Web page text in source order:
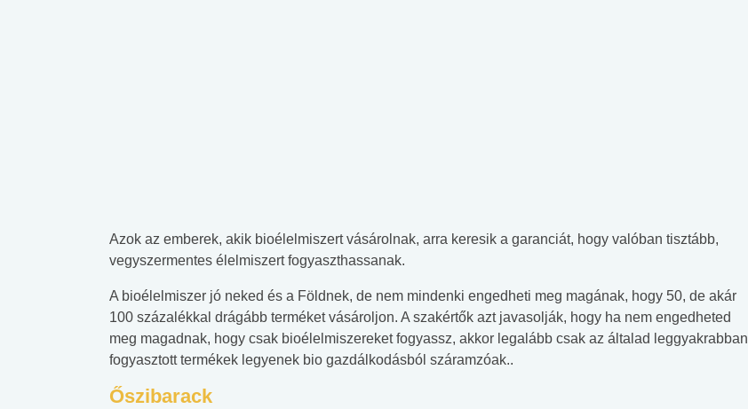
Azok az emberek, akik bioélelmiszert vásárolnak, arra keresik a garanciát, hogy valóban tisztább,
vegyszermentes élelmiszert fogyaszthassanak.
A bioélelmiszer jó neked és a Földnek, de nem mindenki engedheti meg magának, hogy 50, de akár
100 százalékkal drágább terméket vásároljon. A szakértők azt javasolják, hogy ha nem engedheted
meg magadnak, hogy csak bioélelmiszereket fogyassz, akkor legalább csak az általad leggyakrabban
fogyasztott termékek legyenek bio gazdálkodásból száramzóak..
Őszibarack